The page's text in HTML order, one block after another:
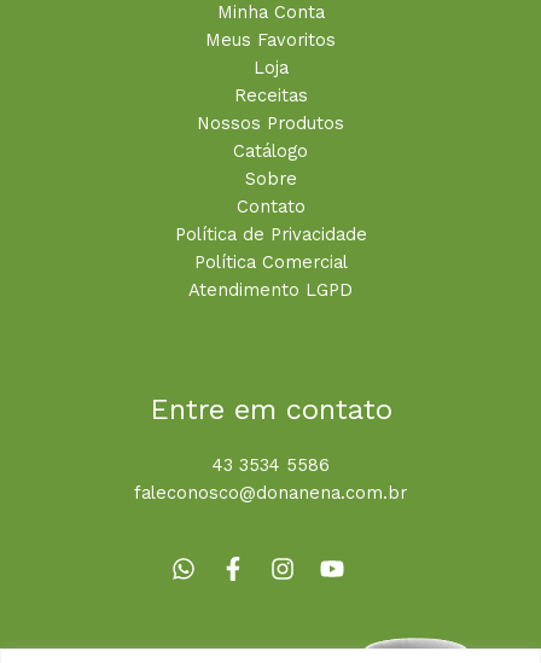
Minha Conta
Meus Favoritos
Loja
Receitas
Nossos Produtos
Catálogo
Sobre
Contato
Política de Privacidade
Política Comercial
Atendimento LGPD
Entre em contato
43 3534 5586
faleconosco@donanena.com.br